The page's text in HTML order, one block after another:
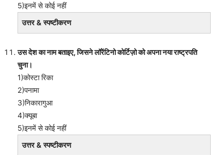
5)इनमें से कोई नहीं
उत्तर & स्पष्टीकरण
उस देश का नाम बताइए, जिसने लॉरेंटिनो कोर्टिज़ो को अपना नया राष्ट्रपति
चुना।
1)कोस्टा रिका
2)पनामा
3)निकारागुआ
4)क्यूबा
5)इनमें से कोई नहीं
उत्तर & स्पष्टीकरण